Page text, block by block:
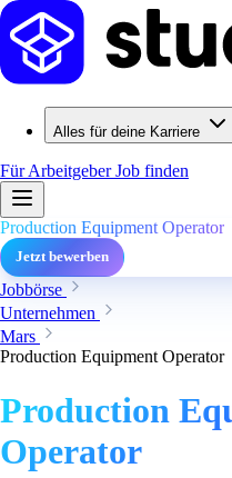
Alles für deine Karriere
Für ArbeitgeberJob finden
Production Equipment Operator
Jetzt bewerben
Jobbörse
Unternehmen
Mars
Production Equipment Operator
Production
Operator